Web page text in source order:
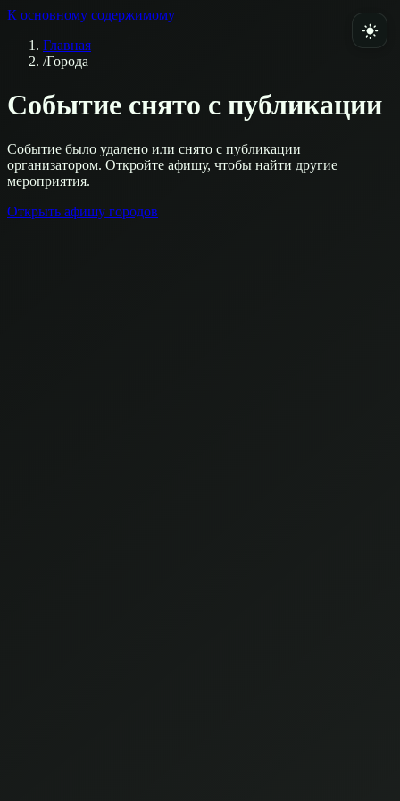
К основному содержимому
Главная
/Города
Событие снято с публикации
Событие было удалено или снято с публикации
организатором. Откройте афишу, чтобы найти другие
мероприятия.
Открыть афишу городов